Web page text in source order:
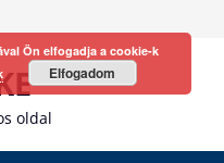
oldal
Ön elfogadja a cookie-k
Elfogadom